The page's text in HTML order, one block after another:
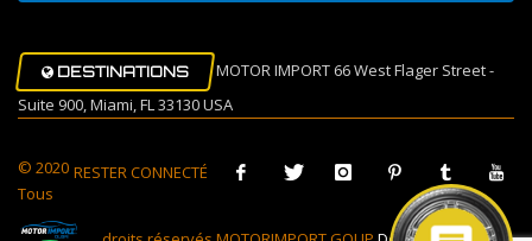
DESTINATIONS
MOTOR IMPORT 66 West Flager Street -
Suite 900, Miami, FL 33130 USA
RESTER CONNECTÉ
© 2020
Tous